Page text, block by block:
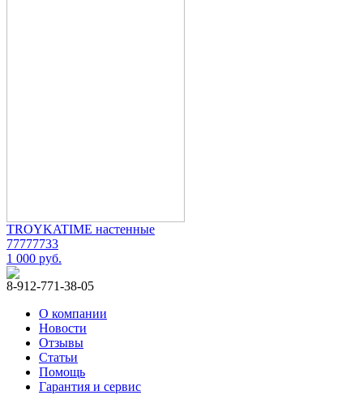
TROYKATIME настенные
77777733
1 000 руб.
8-912-771-38-05
О компании
Новости
Отзывы
Статьи
Помощь
Гарантия и сервис